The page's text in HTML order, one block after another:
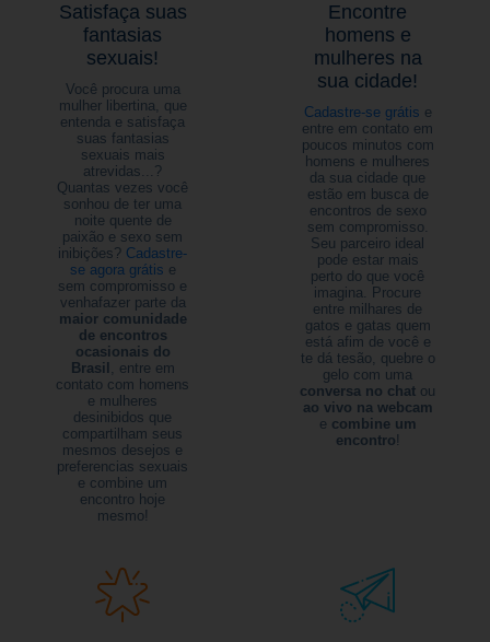
Satisfaça suas
fantasias
sexuais!
Você procura uma
mulher libertina, que
entenda e satisfaça
suas fantasias
sexuais mais
atrevidas...?
Quantas vezes você
sonhou de ter uma
noite quente de
paixão e sexo sem
inibições? Cadastre-
se agora grátis e
sem compromisso e
venhafazer parte da
maior comunidade
de encontros
ocasionais do
Brasil , entre em
contato com homens
e mulheres
desinibidos que
compartilham seus
mesmos desejos e
preferencias sexuais
e combine um
encontro hoje
mesmo!
Encontre
homens e
mulheres na
sua cidade!
Cadastre-se grátis e
entre em contato em
poucos minutos com
homens e mulheres
da sua cidade que
estão em busca de
encontros de sexo
sem compromisso.
Seu parceiro ideal
pode estar mais
perto do que você
imagina. Procure
entre milhares de
gatos e gatas quem
está afim de você e
te dá tesão, quebre o
gelo com uma
conversa no chat ou
ao vivo na webcam
e combine um
encontro!